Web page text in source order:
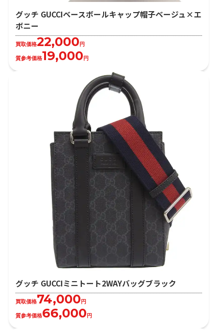
グッチ GUCCIベースボールキャップ帽子ベージュ×エ
ボニー
買取価格22,000 円
質参考価格19,000 円
グッチ GUCCIミニトート2WAYバッグブラック
買取価格74,000 円
質参考価格66,000 円